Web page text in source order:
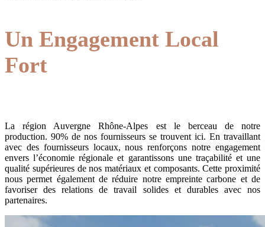
Un Engagement Local
Fort
La région Auvergne Rhône-Alpes est le berceau de notre
production. 90% de nos fournisseurs se trouvent ici. En travaillant
avec des fournisseurs locaux, nous renforçons notre engagement
envers l’économie régionale et garantissons une traçabilité et une
qualité supérieures de nos matériaux et composants. Cette proximité
nous permet également de réduire notre empreinte carbone et de
favoriser des relations de travail solides et durables avec nos
partenaires.